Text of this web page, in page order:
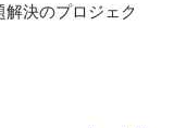
決のプロジェク